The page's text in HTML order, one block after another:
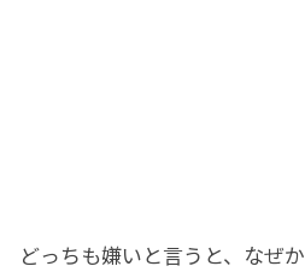
どっちも嫌いと言うと、なぜか